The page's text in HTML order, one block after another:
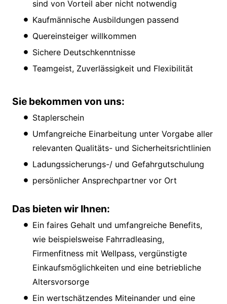
sind von Vorteil aber nicht notwendig
Kaufmännische Ausbildungen passend
Quereinsteiger willkommen
Sichere Deutschkenntnisse
Teamgeist, Zuverlässigkeit und Flexibilität
Sie bekommen von uns:
Staplerschein
Umfangreiche Einarbeitung unter Vorgabe aller
relevanten Qualitäts- und Sicherheitsrichtlinien
Ladungssicherungs-/ und Gefahrgutschulung
persönlicher Ansprechpartner vor Ort
Das bieten wir Ihnen:
Ein faires Gehalt und umfangreiche Benefits,
wie beispielsweise Fahrradleasing,
Firmenfitness mit Wellpass, vergünstigte
Einkaufsmöglichkeiten und eine betriebliche
Altersvorsorge
Ein wertschätzendes Miteinander und eine